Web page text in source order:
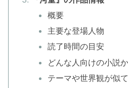
概要
主要な登場人物
読了時間の目安
どんな人向けの小説
テーマや世界観が似